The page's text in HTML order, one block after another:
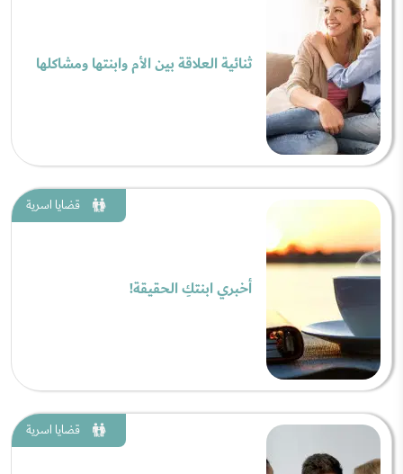
ثنائية العلاقة بين الأم وابنتها ومشاكلها
قضايا اسرية
أخبري ابنتكِ الحقيقة!
قضايا اسرية